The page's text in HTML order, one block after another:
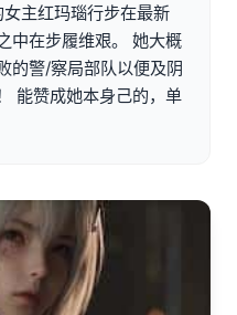
主红玛瑙行步在最新
中在步履维艰。 她大概
的警/察局部队以便及阴
能赞成她本身己的，单